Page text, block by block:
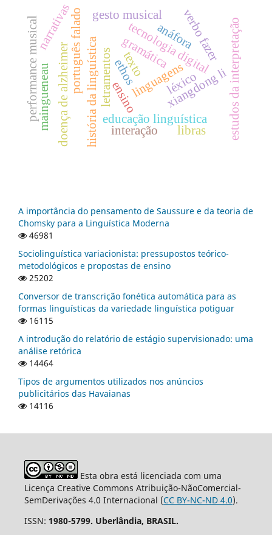
linguagens
letramentosensino
tecnologia digital
gramática
história da linguística
português falado texto
educação linguística
xiangdong liestudos da interpretação
doença de alzheimer
narrativas
interação
verbo fazer
anáfora
performance musical
gesto musical
ethos
maingueneau léxico
libras
A importância do pensamento de Saussure e da teoria de
Chomsky para a Linguística Moderna
46981
Sociolinguística variacionista: pressupostos teórico-
metodológicos e propostas de ensino
25202
Conversor de transcrição fonética automática para as
formas linguísticas da variedade linguística potiguar
16115
A introdução do relatório de estágio supervisionado: uma
análise retórica
14464
Tipos de argumentos utilizados nos anúncios
publicitários das Havaianas
14116
Esta obra está licenciada com uma
Licença Creative Commons Atribuição-NãoComercial-
SemDerivações 4.0 Internacional (CC BY-NC-ND 4.0).
ISSN: 1980-5799. Uberlândia, BRASIL.